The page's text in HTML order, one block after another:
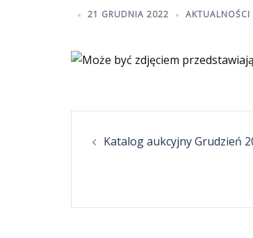
21 GRUDNIA 2022 AKTUALNOŚCI
PostKatalog aukcyjny Grudzień